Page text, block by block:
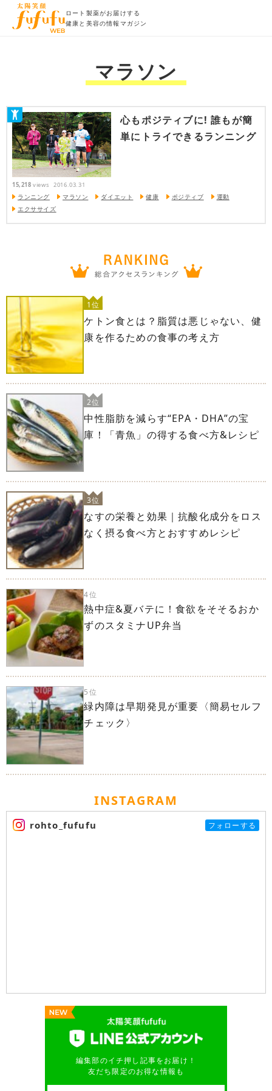
ロート製薬がお届けする
健康と美容の情報マガジン
マラソン
心もポジティブに! 誰もが簡
単にトライできるランニング
15,218 views 2016.03.31
ランニング マラソン ダイエット 健康 ポジティブ
運動
エクササイズ
1位
ケトン食とは？脂質は悪じゃない、健
康を作るための食事の考え方
2位
中性脂肪を減らす“EPA・DHA”の宝
庫！「青魚」の得する食べ方&レシピ
3位
なすの栄養と効果｜抗酸化成分をロス
なく摂る食べ方とおすすめレシピ
4位
熱中症&夏バテに！食欲をそそるおか
ずのスタミナUP弁当
5位
緑内障は早期発見が重要〈簡易セルフ
チェック〉
INSTAGRAM
rohto_fufufu フォローする
編集部のイチ押し記事をお届け！
友だち限定のお得な情報も